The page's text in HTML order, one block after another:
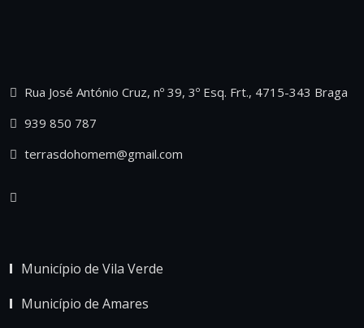
Rua José António Cruz, nº 39, 3º Esq. Frt., 4715-343 Braga
939 850 787
terrasdohomem@gmail.com
Município de Vila Verde
Município de Amares